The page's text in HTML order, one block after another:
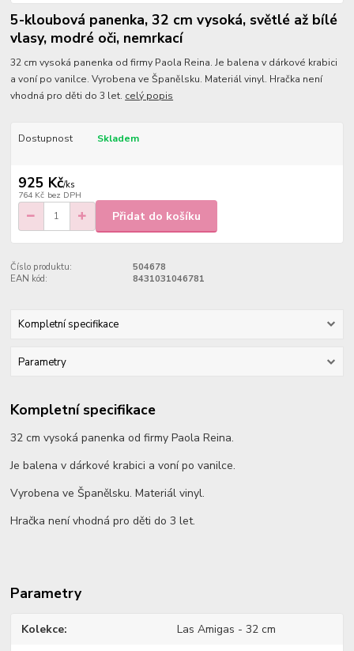
5-kloubová panenka, 32 cm vysoká, světlé až bílé
vlasy, modré oči, nemrkací
32 cm vysoká panenka od firmy Paola Reina. Je balena v dárkové krabici
a voní po vanilce. Vyrobena ve Španělsku. Materiál vinyl. Hračka není
vhodná pro děti do 3 let. celý popis
Dostupnost Skladem
925 Kč/ks
764 Kč bez DPH
Přidat do košíku
Číslo produktu:
504678
EAN kód:
8431031046781
Kompletní specifikace
Parametry
Kompletní specifikace
32 cm vysoká panenka od firmy Paola Reina.
Je balena v dárkové krabici a voní po vanilce.
Vyrobena ve Španělsku. Materiál vinyl.
Hračka není vhodná pro děti do 3 let.
Parametry
Kolekce Las Amigas - 32 cm